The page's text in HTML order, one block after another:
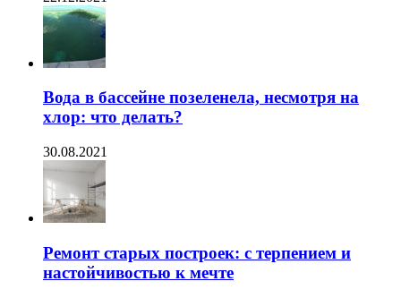
Вода в бассейне позеленела, несмотря на
хлор: что делать?
30.08.2021
Ремонт старых построек: с терпением и
настойчивостью к мечте